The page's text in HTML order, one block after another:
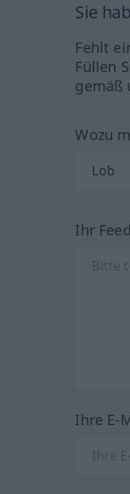
Sie
Fehlt
Füllen
gemäß
Wozu
Ihr
Ihre E-